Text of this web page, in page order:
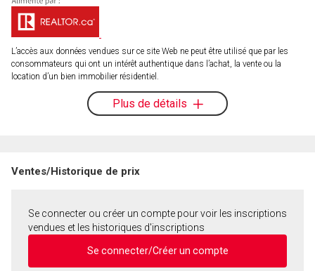
L’accès aux données vendues sur ce site Web ne peut être utilisé que par les
consommateurs qui ont un intérêt authentique dans l’achat, la vente ou la
location d’un bien immobilier résidentiel.
Plus de détails
Ventes/Historique de prix
Se connecter ou créer un compte pour voir les inscriptions
vendues et les historiques d'inscriptions
Se connecter/Créer un compte